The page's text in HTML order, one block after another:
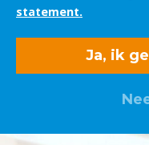
statement.
Ja, ik